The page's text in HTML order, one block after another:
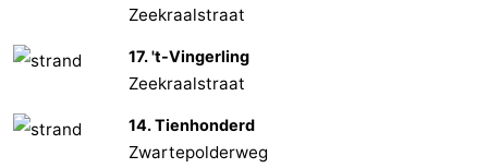
Wenduine
Weather
Zeekraalstraat
17. 't-Vingerling
Zeekraalstraat
14. Tienhonderd
Zwartepolderweg